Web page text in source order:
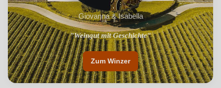
Giovanna & Isabella
"Weingut mit Geschichte"
"Frauenpower"
Zum Winzer